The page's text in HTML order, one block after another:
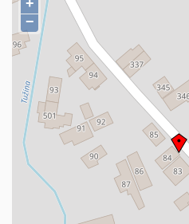
Výmera: dom 350 m, pozemok
CENA: 268.000,-EUR
kontakt:
MVDr. Jana Žáková, email:
229 119
+
−